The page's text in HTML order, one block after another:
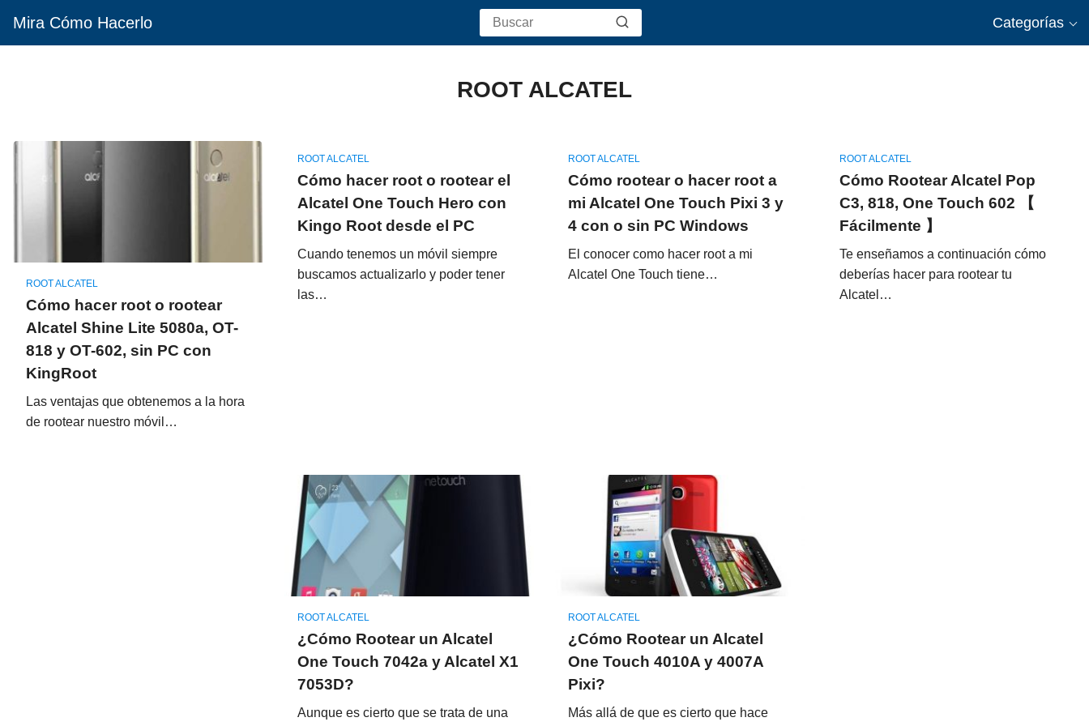
Mira Cómo Hacerlo Categorías
ROOT ALCATEL
ROOT ALCATEL
Cómo hacer root o rootear
Alcatel Shine Lite 5080a, OT-
818 y OT-602, sin PC con
KingRoot
Las ventajas que obtenemos a la hora
de rootear nuestro móvil…
ROOT ALCATEL
Cómo hacer root o rootear el
Alcatel One Touch Hero con
Kingo Root desde el PC
Cuando tenemos un móvil siempre
buscamos actualizarlo y poder tener
las…
ROOT ALCATEL
Cómo rootear o hacer root a
mi Alcatel One Touch Pixi 3 y
4 con o sin PC Windows
El conocer como hacer root a mi
Alcatel One Touch tiene…
ROOT ALCATEL
Cómo Rootear Alcatel Pop
C3, 818, One Touch 602 【
Fácilmente 】
Te enseñamos a continuación cómo
deberías hacer para rootear tu
Alcatel…
ROOT ALCATEL
¿Cómo Rootear un Alcatel
One Touch 7042a y Alcatel X1
7053D?
Aunque es cierto que se trata de una
ROOT ALCATEL
¿Cómo Rootear un Alcatel
One Touch 4010A y 4007A
Pixi?
Más allá de que es cierto que hace